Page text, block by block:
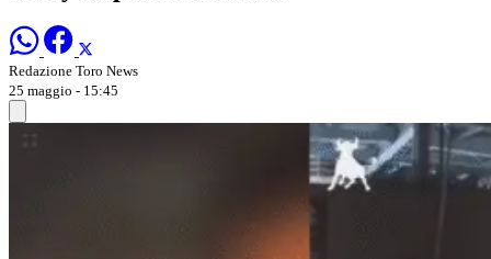
Redazione Toro News
25 maggio - 15:45